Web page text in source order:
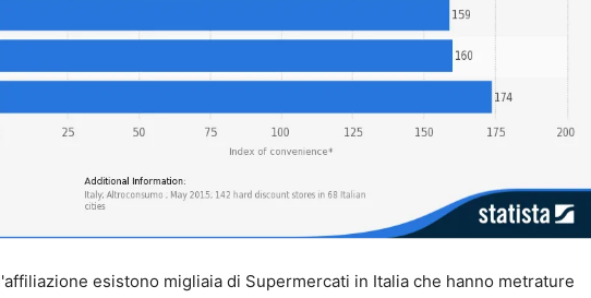
esistono migliaia di Supermercati in Italia che hanno metrature